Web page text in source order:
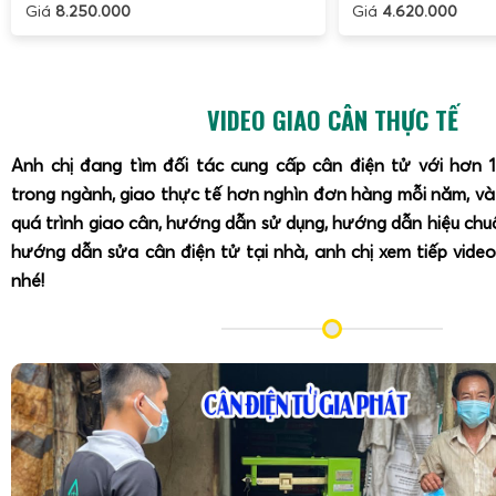
Cân điện tử cân bắt trái sầu riêng 30kg tại vườn và
Giá 8.250.000 Giá 4.620.000
VIDEO GIAO CÂN THỰC TẾ
Anh chị đang tìm đối tác cung cấp cân điện tử với hơn
trong ngành, giao thực tế hơn nghìn đơn hàng mỗi năm,
quá trình giao cân, hướng dẫn sử dụng, hướng dẫn hiệu
hướng dẫn sửa cân điện tử tại nhà, anh chị xem tiếp
nhé!